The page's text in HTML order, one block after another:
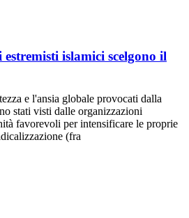
islamici scelgono il
e l'ansia globale provocati dalla
stati visti dalle organizzazioni
favorevoli per intensificare le proprie
(fra